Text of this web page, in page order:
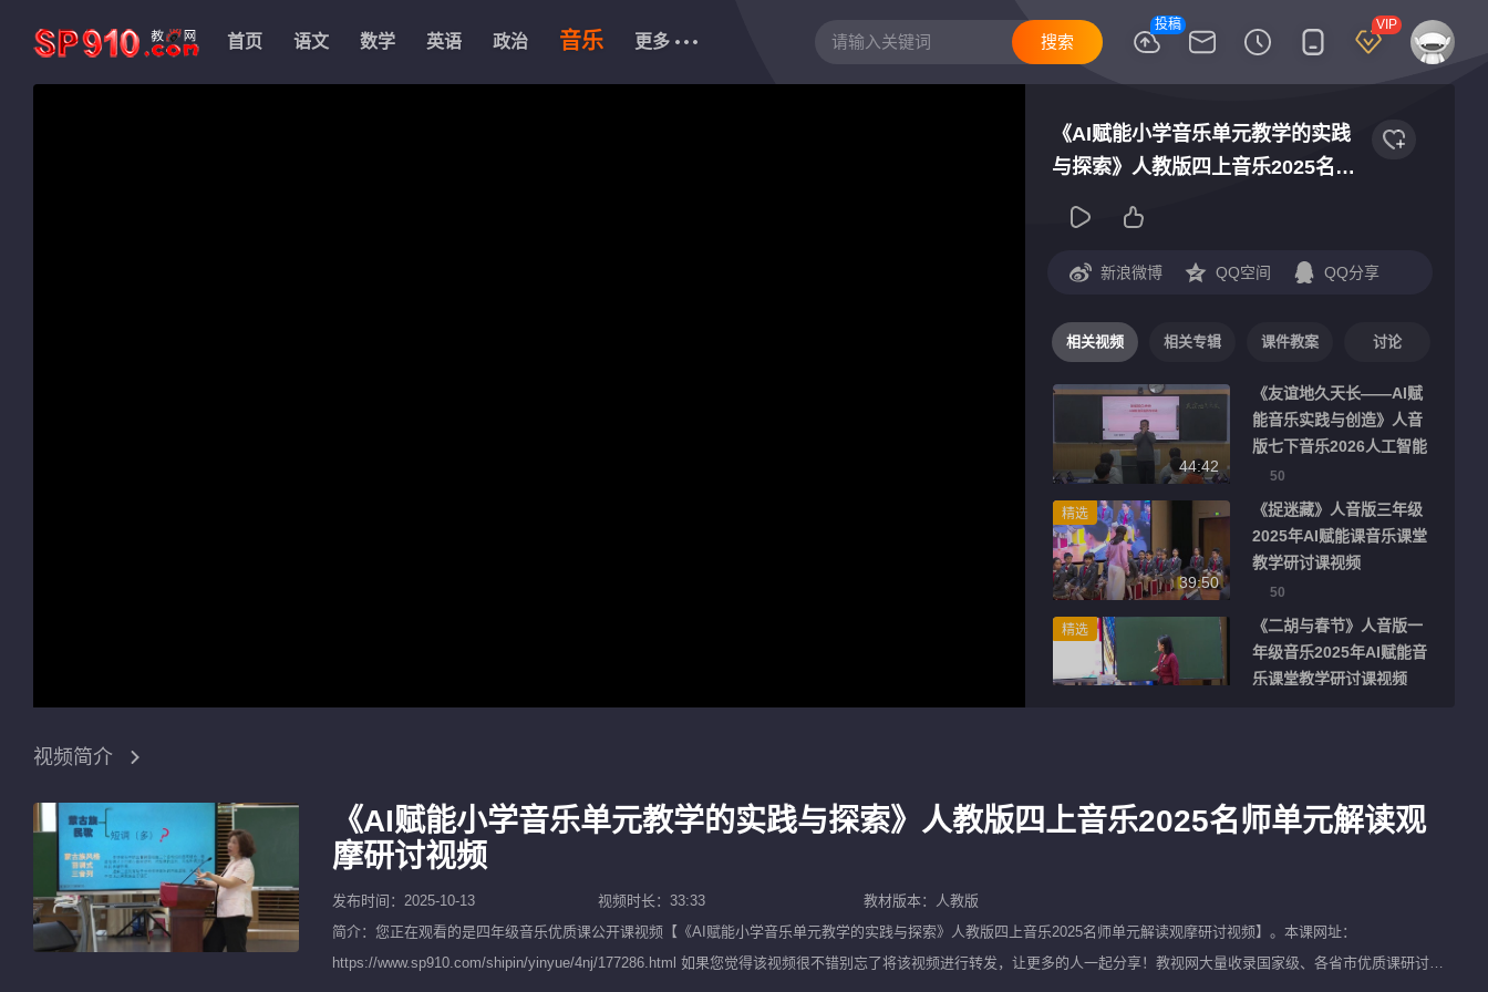
投稿 VIP
首页 语文 数学 英语 政治 音乐 更多
《AI赋能小学音乐单元教学的实践
与探索》人教版四上音乐2025名师
单元解读观摩研讨视频
新浪微博 QQ空间 QQ分享
相关视频 相关专辑 课件教案 讨论
44:42
《友谊地久天长——AI赋
能音乐实践与创造》人音
版七下音乐2026人工智能
赋能教学典型案例课堂实
录视频
50
39:50
精选
《捉迷藏》人音版三年级
2025年AI赋能课音乐课堂
教学研讨课视频
50
精选
《二胡与春节》人音版一
年级音乐2025年AI赋能音
乐课堂教学研讨课视频
39:17
45
40:27
28
《火车托卡塔》人音版四
视频简介
《AI赋能小学音乐单元教学的实践与探索》人教版四上音乐2025名师单元解读观
摩研讨视频
发布时间：2025-10-13 视频时长：33:33
教材版本：人教版
简介：您正在观看的是四年级音乐优质课公开课视频【 《AI赋能小学音乐单元教学的实践与探索》人教版四上音乐2025名师单元解读观摩研讨视频】。本课网址：
https://www.sp910.com/shipin/yinyue/4nj/177286.html 如果您觉得该视频很不错别忘了将该视频进行转发，让更多的人一起分享！教视网大量收录国家级、各省市优质课研讨课